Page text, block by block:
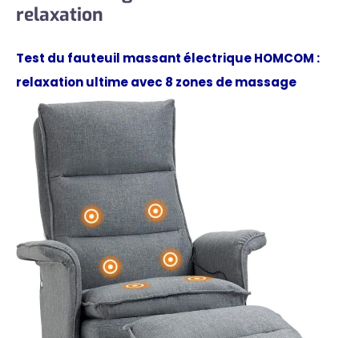
relaxation
Test du fauteuil massant électrique HOMCOM :
relaxation ultime avec 8 zones de massage